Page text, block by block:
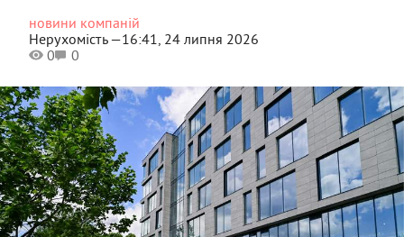
новини компаній
Нерухомість —16:41, 24 липня 2026
0
0